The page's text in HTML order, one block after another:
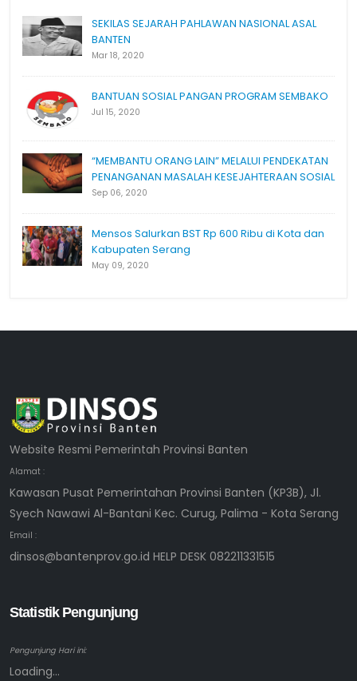
SEKILAS SEJARAH PAHLAWAN NASIONAL ASAL
BANTEN
Mar 18, 2020
BANTUAN SOSIAL PANGAN PROGRAM SEMBAKO
Jul 15, 2020
“MEMBANTU ORANG LAIN” MELALUI PENDEKATAN
PENANGANAN MASALAH KESEJAHTERAAN SOSIAL
Sep 06, 2020
Mensos Salurkan BST Rp 600 Ribu di Kota dan
Kabupaten Serang
May 09, 2020
Website Resmi Pemerintah Provinsi Banten
Alamat :
Kawasan Pusat Pemerintahan Provinsi Banten (KP3B), Jl.
Syech Nawawi Al-Bantani Kec. Curug, Palima - Kota Serang
Email :
dinsos@bantenprov.go.id HELP DESK 082211331515
Statistik Pengunjung
Pengunjung Hari ini:
Loading...